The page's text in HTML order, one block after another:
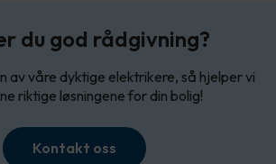
du god rådgivning?
av våre dyktige elektrikere, så hjelper vi
riktige løsningene for din bolig!
Kontakt oss